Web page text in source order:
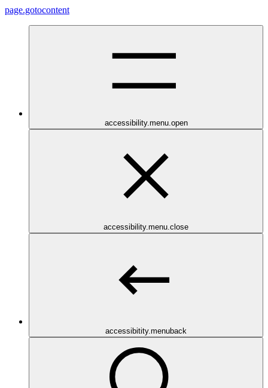
page.gotocontent
accessibility.menu.open
accessibility.menu.close
accessibitity.menuback